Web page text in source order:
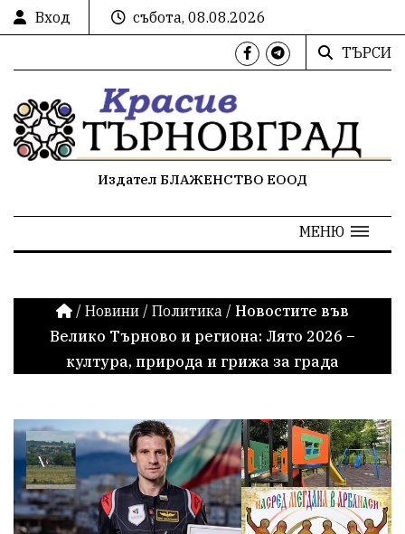
Вход
събота, 08.08.2026
ТЪРСИ
Издател БЛАЖЕНСТВО ЕООД
МЕНЮ
/ Новини / Политика / Новостите във
Велико Търново и региона: Лято 2026 –
култура, природа и грижа за града